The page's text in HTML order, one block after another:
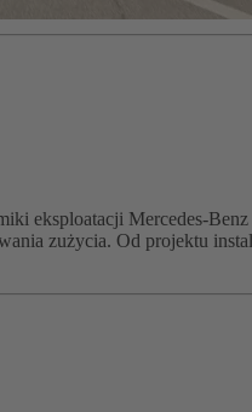
eksploatacji Mercedes-
zużycia. Od projektu